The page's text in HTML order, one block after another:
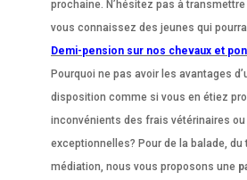
prochaine. N’hésitez pas à
vous connaissez des jeunes qui
Demi-pension sur nos chevaux et
Pourquoi ne pas avoir les avantages
disposition comme si vous en étiez
inconvénients des frais vétérinaires
exceptionnelles? Pour de la balade, du
médiation, nous vous proposons une